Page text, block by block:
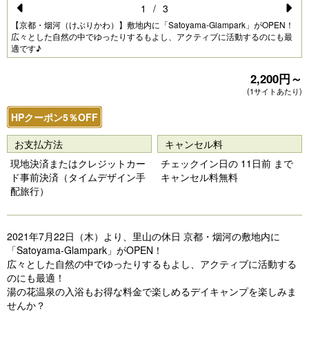
Pr
e
u
s
【京都・烟河（けぶりかわ）】敷地内に「Satoyama-Glampark」がOPEN！
広々とした自然の中でゆったりするもよし、アクティブに活動するのにも最
適です♪
N
e
1 / 3
2,200円～
(1サイトあたり)
HPクーポン5％OFF
お支払方法
現地決済またはクレジットカー
ド事前決済（タイムデザイン手
配旅行）
キャンセル料
チェックイン日の 11日前 まで
キャンセル料無料
2021年7月22日（木）より、里山の休日 京都・烟河の敷地内に
「Satoyama-Glampark」がOPEN！
広々とした自然の中でゆったりするもよし、アクティブに活動する
のにも最適！
湯の花温泉の入浴もお得な料金で楽しめるデイキャンプを楽しみま
せんか？